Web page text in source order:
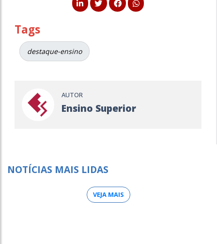
Tags
destaque-ensino
AUTOR
Ensino Superior
NOTÍCIAS MAIS LIDAS
VEJA MAIS